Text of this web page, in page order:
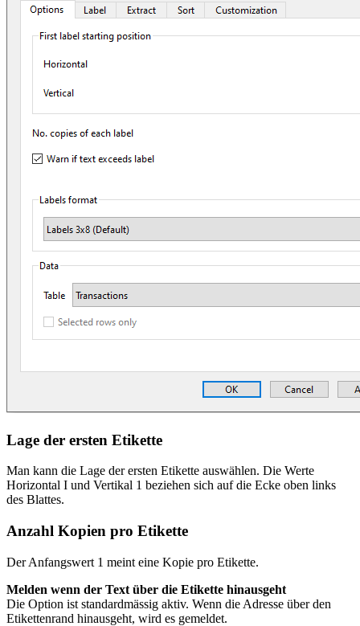
Lage der ersten Etikette
Man kann die Lage der ersten Etikette auswählen. Die Werte
Horizontal I und Vertikal 1 beziehen sich auf die Ecke oben links
des Blattes.
Anzahl Kopien pro Etikette
Der Anfangswert 1 meint eine Kopie pro Etikette.
Melden wenn der Text über die Etikette hinausgeht
Die Option ist standardmässig aktiv. Wenn die Adresse über den
Etikettenrand hinausgeht, wird es gemeldet.